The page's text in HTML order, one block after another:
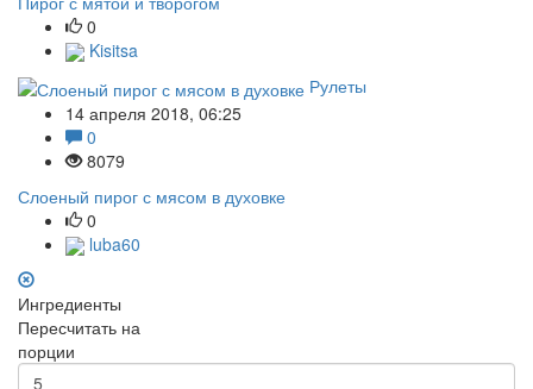
0
Kisitsa
Рулеты
14 апреля 2018, 06:25
0
8079
Слоеный пирог с мясом в духовке
0
luba60
Ингредиенты
Пересчитать на
порции